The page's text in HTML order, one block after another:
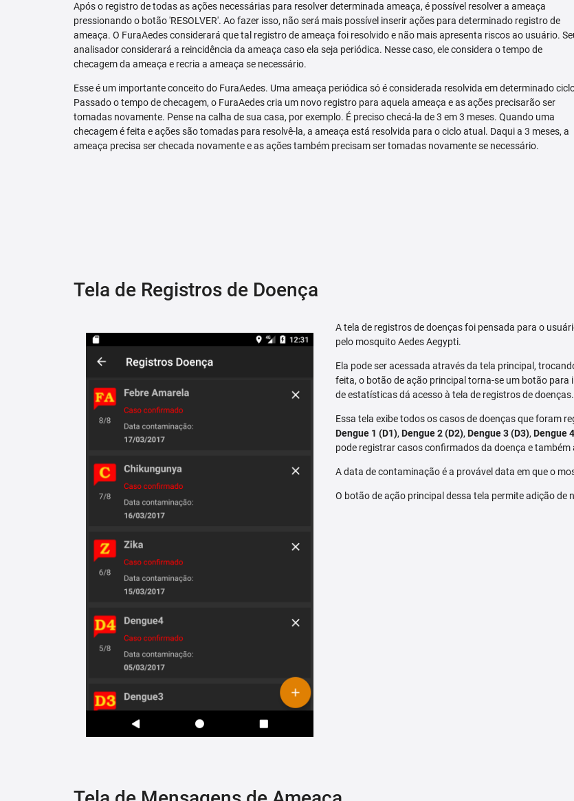
Após o registro de todas as ações necessárias para resolver determinada ameaça, é possível resolver a ameaça
pressionando o botão 'RESOLVER'. Ao fazer isso, não será mais possível inserir ações para determinado registro de
ameaça. O FuraAedes considerará que tal registro de ameaça foi resolvido e não mais apresenta riscos ao usuário.
analisador considerará a reincidência da ameaça caso ela seja periódica. Nesse caso, ele considera o tempo de
checagem da ameaça e recria a ameaça se necessário.
Esse é um importante conceito do FuraAedes. Uma ameaça periódica só é considerada resolvida em determinado
Passado o tempo de checagem, o FuraAedes cria um novo registro para aquela ameaça e as ações precisarão ser
tomadas novamente. Pense na calha de sua casa, por exemplo. É preciso checá-la de 3 em 3 meses. Quando uma
checagem é feita e ações são tomadas para resolvê-la, a ameaça está resolvida para o ciclo atual. Daqui a 3 meses, a
ameaça precisa ser checada novamente e as ações também precisam ser tomadas novamente se necessário.
Tela de Registros de Doença
A tela de registros de doenças foi pensada para o
pelo mosquito Aedes Aegypti.
Ela pode ser acessada através da tela principal,
feita, o botão de ação principal torna-se um botão para
de estatísticas dá acesso à tela de registros de doenças.
Essa tela exibe todos os casos de doenças que foram
Dengue 1 (D1),Dengue 2 (D2),Dengue 3 (D3),Dengue
pode registrar casos confirmados da doença e também
A data de contaminação é a provável data em que o
O botão de ação principal dessa tela permite adição de